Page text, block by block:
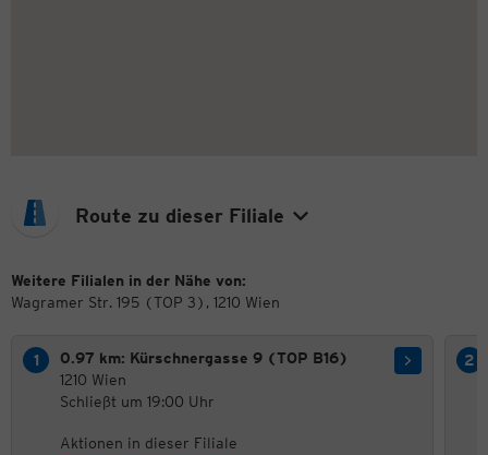
Route zu dieser Filiale
Weitere Filialen in der Nähe von:
Wagramer Str. 195 (TOP 3), 1210 Wien
0.97 km: Kürschnergasse 9 (TOP B16)
1210 Wien
Schließt um 19:00 Uhr
Aktionen in dieser Filiale